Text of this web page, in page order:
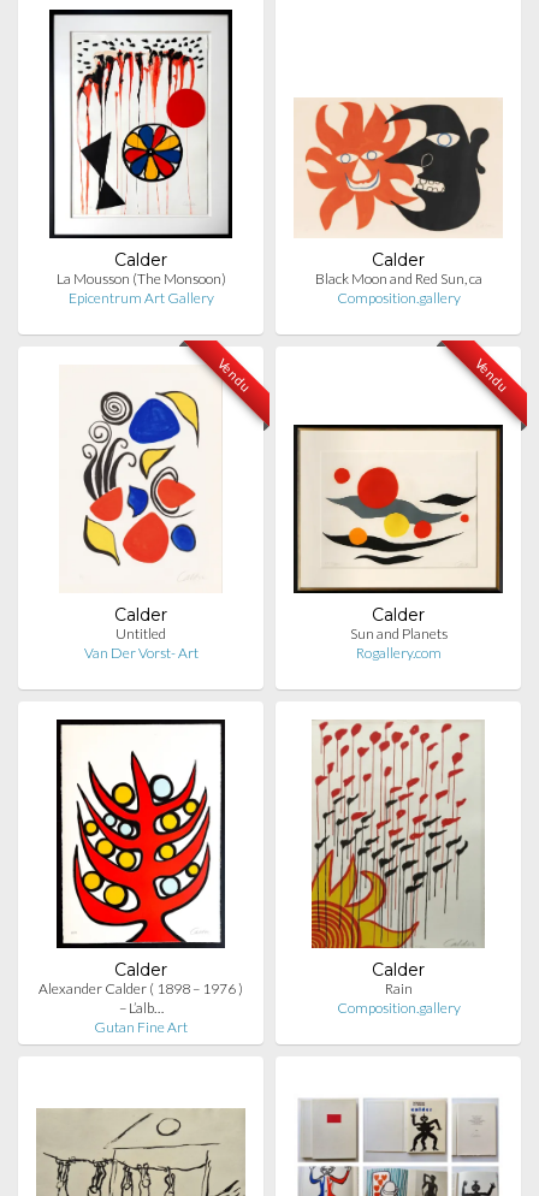
Calder
La Mousson (The Monsoon)
Epicentrum Art Gallery
Calder
Black Moon and Red Sun, ca
Composition.gallery
Vendu
Calder
Untitled
Van Der Vorst- Art
Vendu
Calder
Sun and Planets
Rogallery.com
Calder
Alexander Calder ( 1898 – 1976 )
– L’alb…
Gutan Fine Art
Calder
Rain
Composition.gallery